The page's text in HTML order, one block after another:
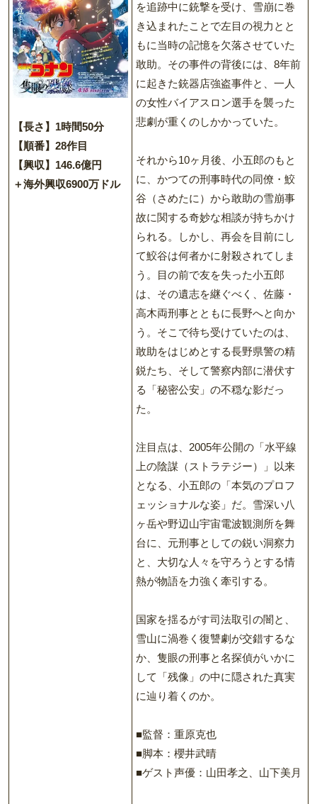
【長さ】1時間50分
【順番】28作目
【興収】146.6億円
＋海外興収6900万ドル
を追跡中に銃撃を受け、雪崩に巻
き込まれたことで左目の視力とと
もに当時の記憶を欠落させていた
敢助。その事件の背後には、8年前
に起きた銃器店強盗事件と、一人
の女性バイアスロン選手を襲った
悲劇が重くのしかかっていた。
それから10ヶ月後、小五郎のもと
に、かつての刑事時代の同僚・鮫
谷（さめたに）から敢助の雪崩事
故に関する奇妙な相談が持ちかけ
られる。しかし、再会を目前にし
て鮫谷は何者かに射殺されてしま
う。目の前で友を失った小五郎
は、その遺志を継ぐべく、佐藤・
高木両刑事とともに長野へと向か
う。そこで待ち受けていたのは、
敢助をはじめとする長野県警の精
鋭たち、そして警察内部に潜伏す
る「秘密公安」の不穏な影だっ
た。
注目点は、2005年公開の「水平線
上の陰謀（ストラテジー）」以来
となる、小五郎の「本気のプロフ
ェッショナルな姿」だ。雪深い八
ヶ岳や野辺山宇宙電波観測所を舞
台に、元刑事としての鋭い洞察力
と、大切な人々を守ろうとする情
熱が物語を力強く牽引する。
国家を揺るがす司法取引の闇と、
雪山に渦巻く復讐劇が交錯するな
か、隻眼の刑事と名探偵がいかに
して「残像」の中に隠された真実
に辿り着くのか。
■監督：重原克也
■脚本：櫻井武晴
■ゲスト声優：山田孝之、山下美月